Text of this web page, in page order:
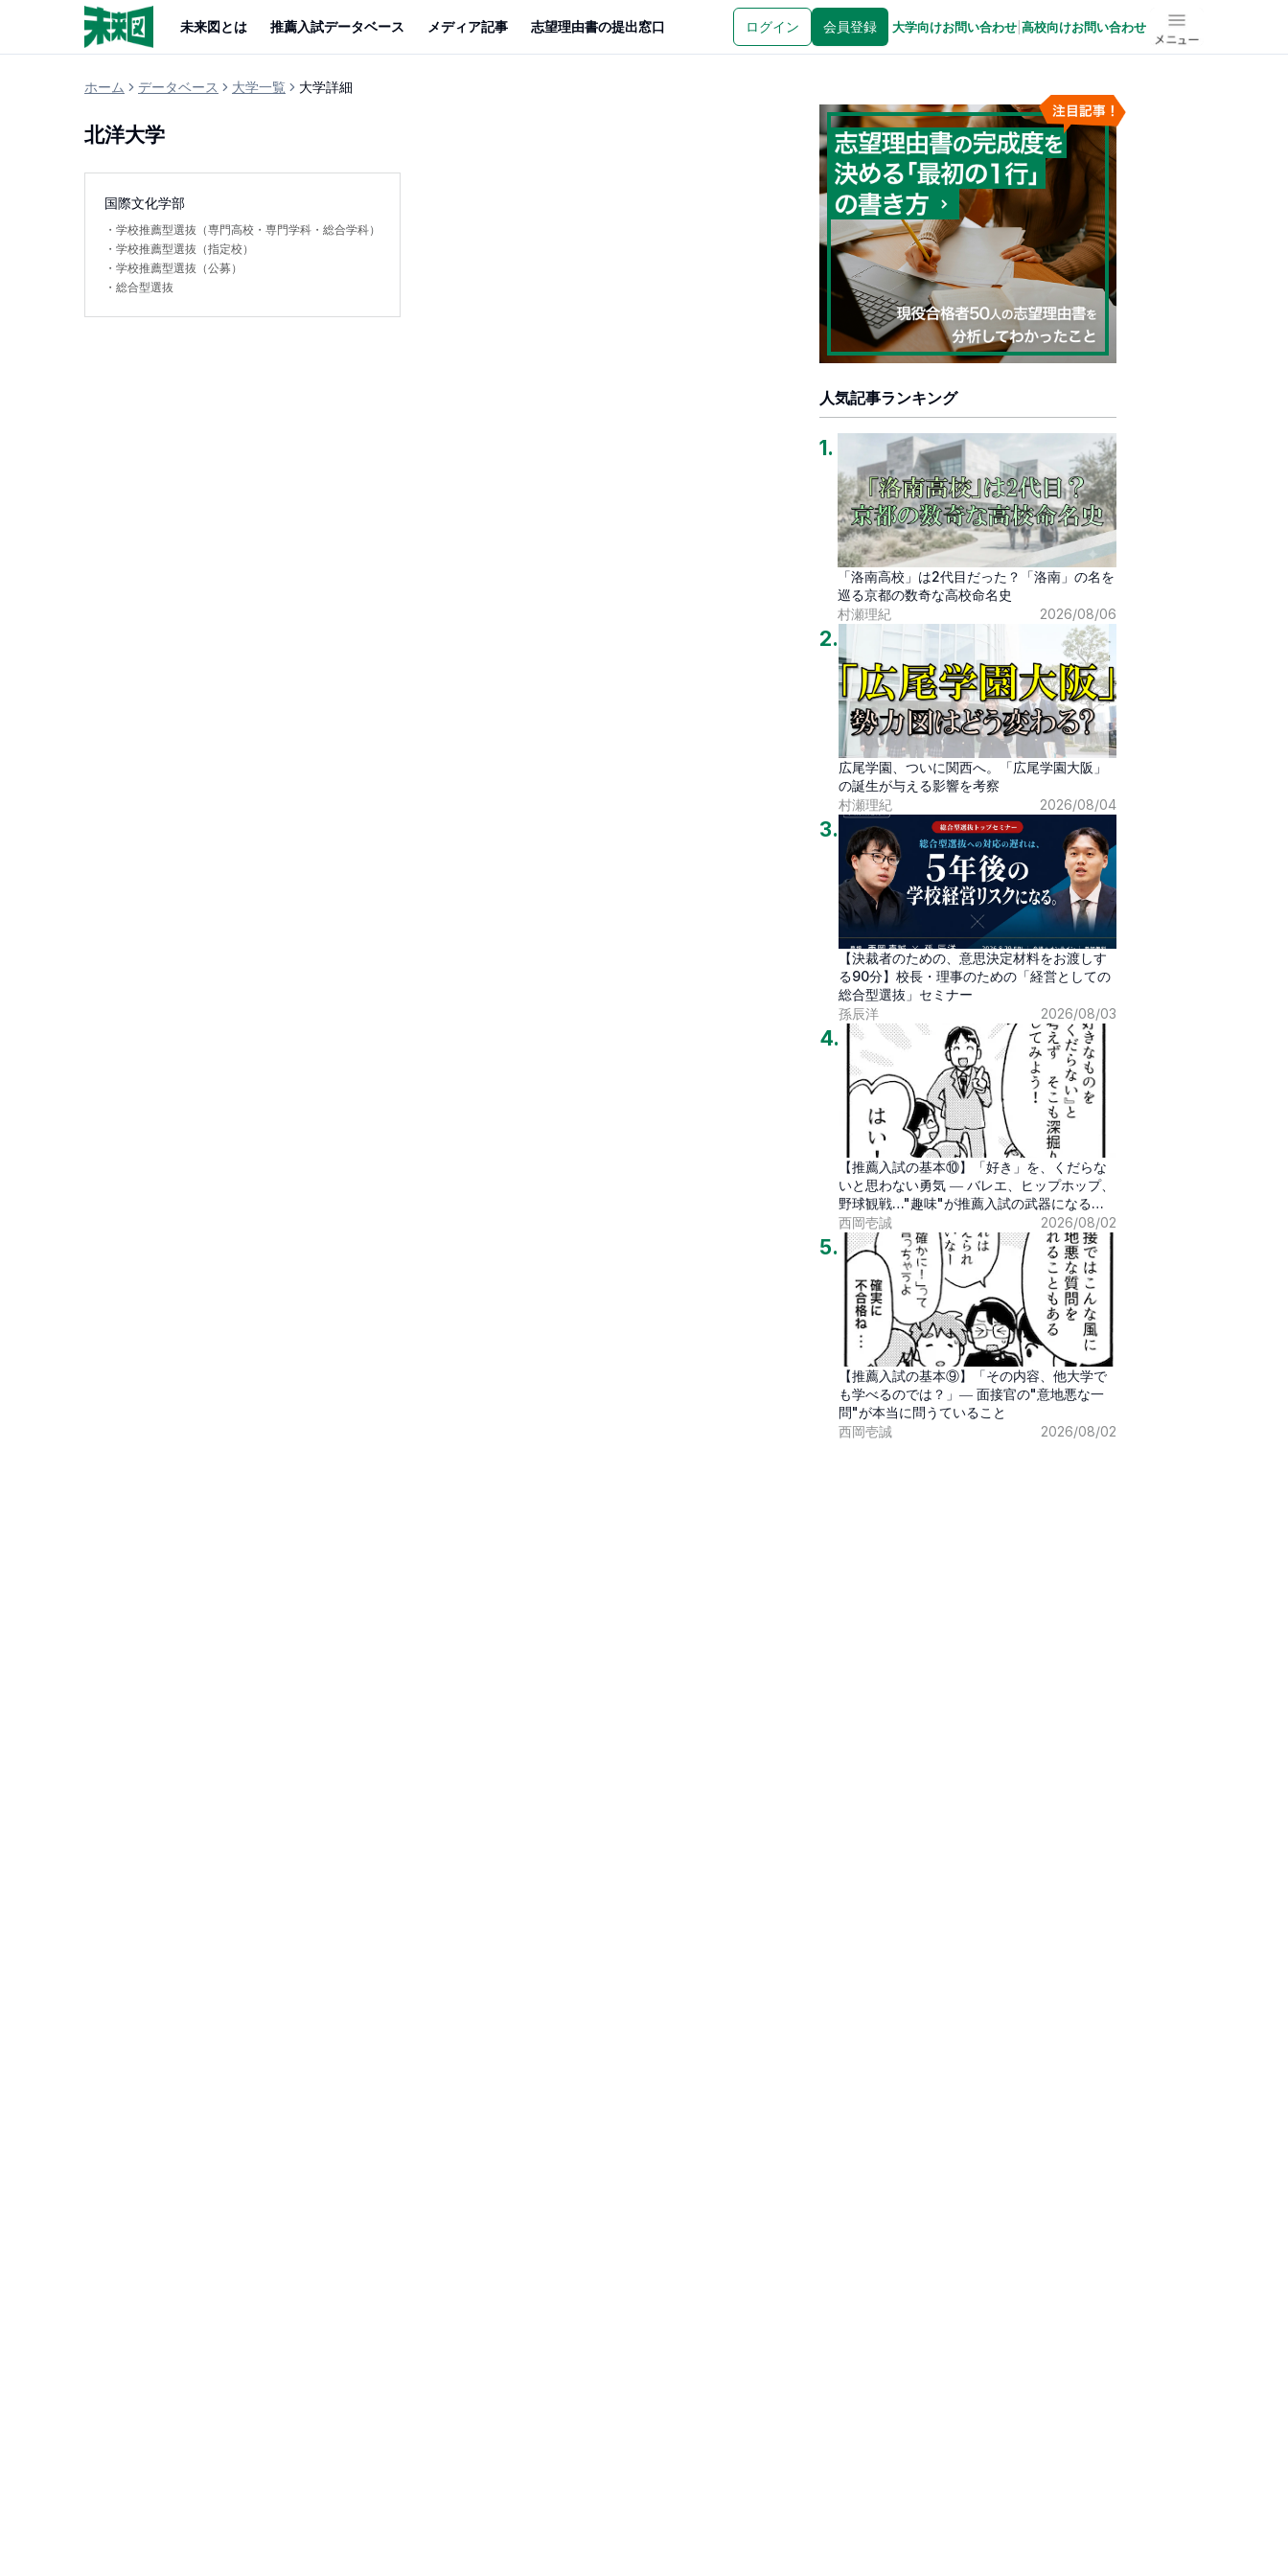
未来図とは 推薦入試データベース メディア記事 志望理由書の提出窓口 ログイン 会員登録 大学向けお問い合わせ 高校向けお問い合わせ メニュー
ホーム データベース 大学一覧 大学詳細
北洋大学
国際文化学部
・ 学校推薦型選抜（専門高校・専門学科・総合学科）
・ 学校推薦型選抜（指定校）
・ 学校推薦型選抜（公募）
・ 総合型選抜
人気記事ランキング
1.
「洛南高校」は2代目だった？「洛南」の名を
巡る京都の数奇な高校命名史
村瀬理紀
2026/08/06
2.
広尾学園、ついに関西へ。「広尾学園大阪」
の誕生が与える影響を考察
村瀬理紀
2026/08/04
3.
【決裁者のための、意思決定材料をお渡しす
る90分】校長・理事のための「経営としての
総合型選抜」セミナー
孫辰洋
2026/08/03
4.
【推薦入試の基本⑩】「好き」を、くだらな
いと思わない勇気 ― バレエ、ヒップホップ、
野球観戦…"趣味"が推薦入試の武器になる時
代
西岡壱誠 2026/08/02
5.
【推薦入試の基本⑨】「その内容、他大学で
も学べるのでは？」― 面接官の"意地悪な一
問"が本当に問うていること
西岡壱誠
2026/08/02